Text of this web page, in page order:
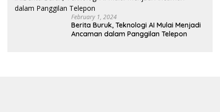
February 1, 2024
Berita Buruk, Teknologi AI Mulai Menjadi
Ancaman dalam Panggilan Telepon